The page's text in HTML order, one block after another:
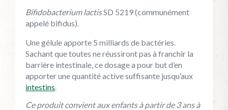
Bifidobacterium lactisSD 5219 (communément
appelé bifidus).
Une gélule apporte 5 milliards de bactéries.
Sachant que toutes ne réussiront pas à franchir la
barrière intestinale, ce dosage a pour but d’en
apporter une quantité active suffisante jusqu’aux
intestins.
Ce produit convient aux enfants à partir de 3 ans à